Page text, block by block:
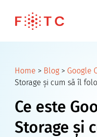
Home > Blog > Google
Storage și cum să îl
Ce este
Storage și